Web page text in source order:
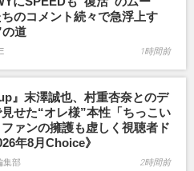
のコメント続々で急浮上す
の道
1時間前
』末澤誠也、村重杏奈とのデ
せた“オレ様”本性「ちっこい
ァンの擁護も虚しく視聴者ド
年8月Choice》
集部 2時間前